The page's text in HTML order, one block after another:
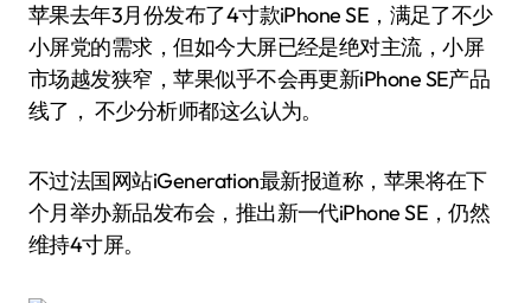
苹果去年3月份发布了4寸款iPhone SE，满足了不少
小屏党的需求，但如今大屏已经是绝对主流，小屏
市场越发狭窄，苹果似乎不会再更新iPhone SE产品
线了， 不少分析师都这么认为。
不过法国网站iGeneration最新报道称，苹果将在下
个月举办新品发布会，推出新一代iPhone SE，仍然
维持4寸屏。